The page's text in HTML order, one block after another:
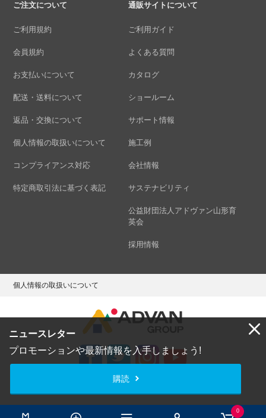
0
ニュースレター
プロモーションや最新情報を入手しましょう!
購読
ご注文について
ご利用規約
会員規約
お支払いについて
配送・送料について
返品・交換について
個人情報の取扱いについて
コンプライアンス対応
特定商取引法に基づく表記
通販サイトについて
ご利用ガイド
よくある質問
カタログ
ショールーム
サポート情報
施工例
会社情報
サステナビリティ
公益財団法人アドヴァン山形育
英会
採用情報
個人情報の取扱いについて